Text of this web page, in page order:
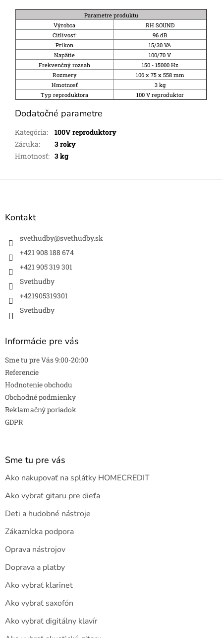
Parametre produktu
Výrobca
RH SOUND
Citlivosť:
96 dB
Príkon
15/30 VA
Napätie
100/70 V
Frekvenčný rozsah
150 - 15000 Hz
Rozmery
106 x 75 x 558 mm
Hmotnosť
3 kg
Typ reproduktora
100 V reproduktor
Dodatočné parametre
Kategória:
100V reproduktory
Záruka:
3 roky
Hmotnosť: 3 kg
Z
Kontakt
svethudby@svethudby.sk
+421 908 188 674
+421 905 319 301
Svethudby
+421905319301
Svethudby
Informácie pre vás
Sme tu pre Vás 9:00-20:00
Referencie
Hodnotenie obchodu
Obchodné podmienky
Reklamačný poriadok
GDPR
Sme tu pre vás
Ako nakupovať na splátky HOMECREDIT
Ako vybrať gitaru pre dieťa
Deti a hudobné nástroje
Zákaznícka podpora
Oprava nástrojov
Doprava a platby
Ako vybrať klarinet
Ako vybrať saxofón
Ako vybrať digitálny klavír